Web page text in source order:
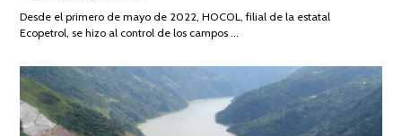
2026
Desde el primero de mayo de 2022, HOCOL, filial de la estatal
Ecopetrol, se hizo al control de los campos …